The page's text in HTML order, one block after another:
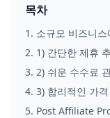
목차
1 . 소규모 비즈니
2. 1) 간단한 제휴
3. 2) 쉬운 수수료
4. 3) 합리적인 가
5. Post Affiliate